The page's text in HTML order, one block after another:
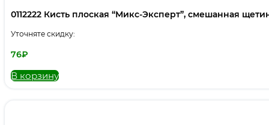
0112222 Кисть плоская “Микс-Эксперт”, смешанная
Уточняте скидку:
76₽
В корзину